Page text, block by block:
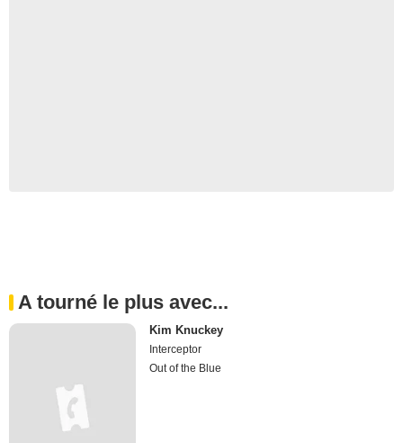
A tourné le plus avec...
Kim Knuckey
Interceptor
Out of the Blue